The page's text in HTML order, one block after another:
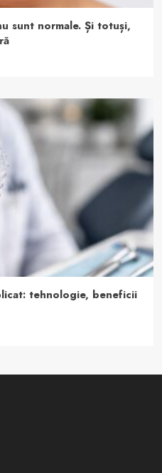
sunt normale. Și totuși,
tehnologie, beneficii